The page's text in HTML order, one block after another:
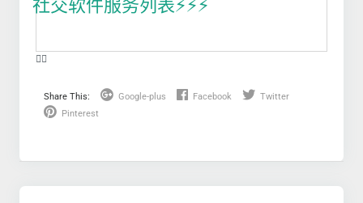
社交软件服务列表⚡️⚡️⚡️
❤️‍🔥
Share This: Google-plus Facebook
Twitter
Pinterest